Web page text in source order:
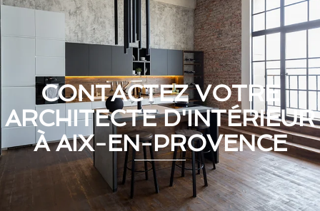
CONTACTEZ VOTRE
ARCHITECTE D'INTÉRIEUR
À AIX-EN-PROVENCE